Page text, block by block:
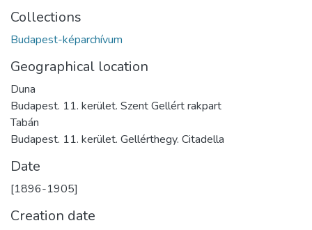
Collections
Budapest-képarchívum
Geographical location
Duna
Budapest. 11. kerület. Szent Gellért rakpart
Tabán
Budapest. 11. kerület. Gellérthegy. Citadella
Date
[1896-1905]
Creation date